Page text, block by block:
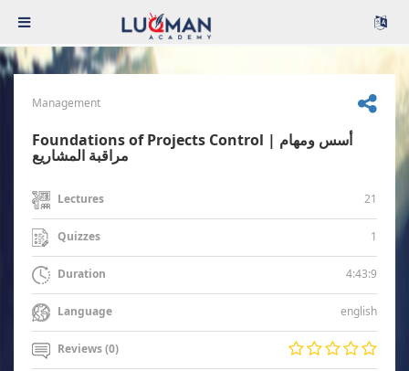
Management
Foundations of Projects Control | أسس ومهام
مراقبة المشاريع
Lectures 21
Quizzes 1
Duration 4:43:9
Language english
Reviews (0)